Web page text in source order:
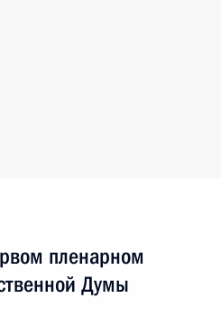
пленарном
Думы